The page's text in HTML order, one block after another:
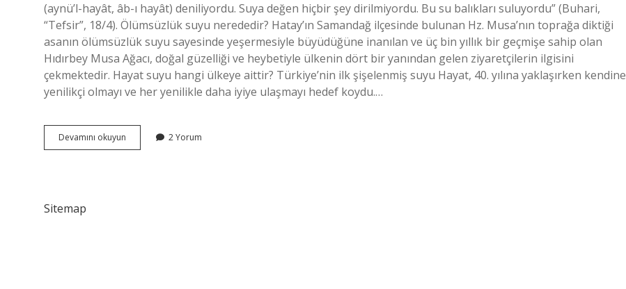
(aynü’l-hayât, âb-ı hayât) deniliyordu. Suya değen hiçbir şey dirilmiyordu. Bu su balıkları suluyordu” (Buhari,
“Tefsir”, 18/4). Ölümsüzlük suyu nerededir? Hatay’ın Samandağ ilçesinde bulunan Hz. Musa’nın toprağa diktiği
asanın ölümsüzlük suyu sayesinde yeşermesiyle büyüdüğüne inanılan ve üç bin yıllık bir geçmişe sahip olan
Hıdırbey Musa Ağacı, doğal güzelliği ve heybetiyle ülkenin dört bir yanından gelen ziyaretçilerin ilgisini
çekmektedir. Hayat suyu hangi ülkeye aittir? Türkiye’nin ilk şişelenmiş suyu Hayat, 40. yılına yaklaşırken kendine
yenilikçi olmayı ve her yenilikle daha iyiye ulaşmayı hedef koydu.…
Devamını okuyun
I
2 Yorum
Sitemap